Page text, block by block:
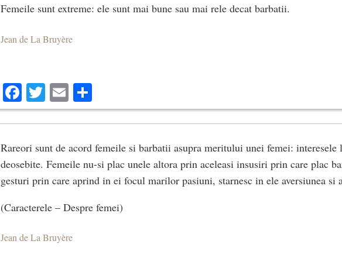
Femeile sunt extreme: ele sunt mai bune sau mai rele decat barbatii.
Jean de La Bruyère
Facebook
Twitter
Email
Rareori sunt de acord femeile si barbatii asupra meritului unei femei: interesele
deosebite. Femeile nu-si plac unele altora prin aceleasi insusiri prin care plac
gesturi prin care aprind in ei focul marilor pasiuni, starnesc in ele aversiunea si
(Caracterele – Despre femei)
Jean de La Bruyère